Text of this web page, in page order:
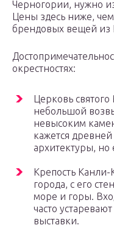
Черногории, нужно
Цены здесь ниже,
брендовых вещей из
окрестностях:
Церковь
небольшой
невысоким
кажется
архитектуры, но
Крепость Канли-
города, с его
море и горы.
часто
выставки.